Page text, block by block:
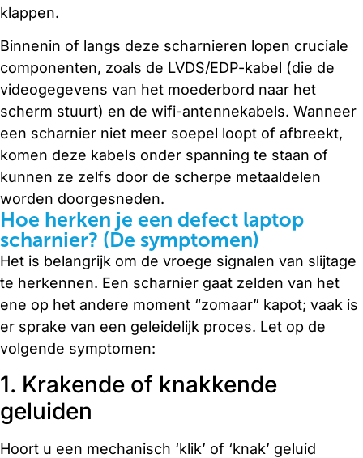
klappen.
Binnenin of langs deze scharnieren lopen cruciale
componenten, zoals de LVDS/EDP-kabel (die de
videogegevens van het moederbord naar het
scherm stuurt) en de wifi-antennekabels. Wanneer
een scharnier niet meer soepel loopt of afbreekt,
komen deze kabels onder spanning te staan of
kunnen ze zelfs door de scherpe metaaldelen
worden doorgesneden.
Hoe herken je een defect laptop
scharnier? (De symptomen)
Het is belangrijk om de vroege signalen van slijtage
te herkennen. Een scharnier gaat zelden van het
ene op het andere moment “zomaar” kapot; vaak is
er sprake van een geleidelijk proces. Let op de
volgende symptomen:
1. Krakende of knakkende
geluiden
Hoort u een mechanisch ‘klik’ of ‘knak’ geluid